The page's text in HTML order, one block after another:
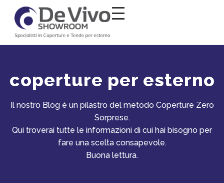
Salta al
coperture per esterno
Il nostro Blog è un pilastro del metodo Coperture Zero
Sorprese.
Qui troverai tutte le informazioni di cui hai bisogno per
fare una scelta consapevole.
Buona lettura.